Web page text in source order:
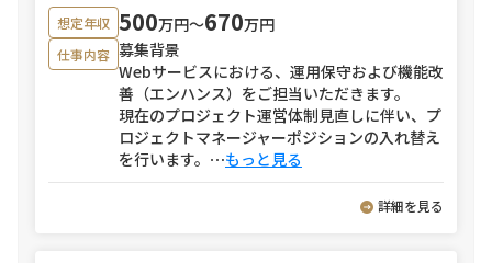
想定年収 500万円〜670万円
仕事内容 募集背景
Webサービスにおける、運用保守および機能改
善（エンハンス）をご担当いただきます。
現在のプロジェクト運営体制見直しに伴い、プ
ロジェクトマネージャーポジションの入れ替え
を行います。 ⋯もっと見る
詳細を見る